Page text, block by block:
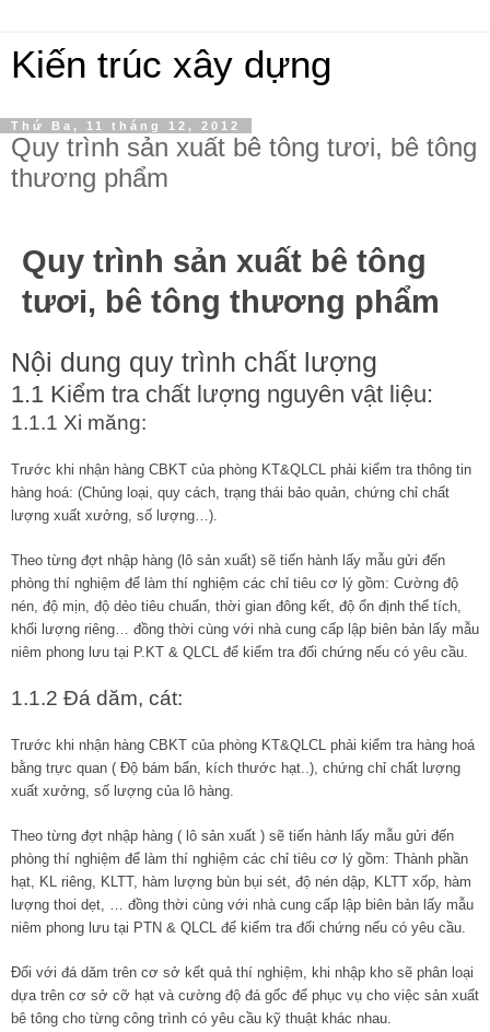
Kiến trúc xây dựng
Thứ Ba, 11 tháng 12, 2012
Quy trình sản xuất bê tông tươi, bê tông
thương phẩm
Quy trình sản xuất bê tông
tươi, bê tông thương phẩm
Nội dung quy trình chất lượng
1.1 Kiểm tra chất lượng nguyên vật liệu:
1.1.1 Xi măng:
Trước khi nhận hàng CBKT của phòng KT&QLCL phải kiểm tra thông tin
hàng hoá: (Chủng loại, quy cách, trạng thái bảo quản, chứng chỉ chất
lượng xuất xưởng, số lượng…).
Theo từng đợt nhập hàng (lô sản xuất) sẽ tiến hành lấy mẫu gửi đến
phòng thí nghiệm để làm thí nghiệm các chỉ tiêu cơ lý gồm: Cường độ
nén, độ mịn, độ dẻo tiêu chuẩn, thời gian đông kết, độ ổn định thể tích,
khối lượng riêng… đồng thời cùng với nhà cung cấp lập biên bản lấy mẫu
niêm phong lưu tại P.KT & QLCL để kiểm tra đối chứng nếu có yêu cầu.
1.1.2 Đá dăm, cát:
Trước khi nhận hàng CBKT của phòng KT&QLCL phải kiểm tra hàng hoá
bằng trực quan ( Độ bám bẩn, kích thước hạt..), chứng chỉ chất lượng
xuất xưởng, số lượng của lô hàng.
Theo từng đợt nhập hàng ( lô sản xuất ) sẽ tiến hành lấy mẫu gửi đến
phòng thí nghiệm để làm thí nghiệm các chỉ tiêu cơ lý gồm: Thành phần
hạt, KL riêng, KLTT, hàm lượng bùn bụi sét, độ nén dập, KLTT xốp, hàm
lượng thoi dẹt, … đồng thời cùng với nhà cung cấp lập biên bản lấy mẫu
niêm phong lưu tại PTN & QLCL để kiểm tra đối chứng nếu có yêu cầu.
Đối với đá dăm trên cơ sở kết quả thí nghiệm, khi nhập kho sẽ phân loại
dựa trên cơ sở cỡ hạt và cường độ đá gốc để phục vụ cho việc sản xuất
bê tông cho từng công trình có yêu cầu kỹ thuật khác nhau.